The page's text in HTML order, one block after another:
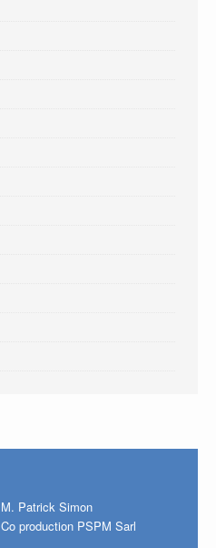
M. Patrick Simon
Co production PSPM Sarl